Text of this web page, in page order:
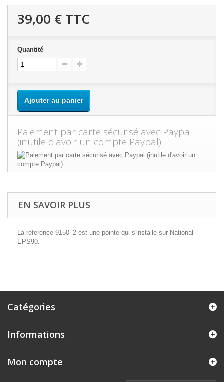
39,00 € TTC
Quantité
Ajouter au panier
Paiement par carte sécurisé avec Paypal
(inutile d'avoir un compte Paypal)
EN SAVOIR PLUS
La reference 9150_2 est une pointe qui s'installe sur National
EPS90.
Catégories
Informations
Mon compte